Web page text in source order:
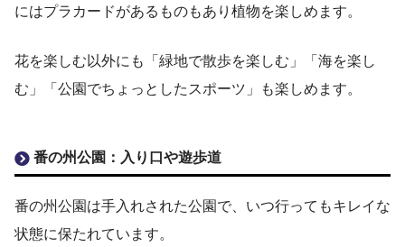
にはプラカードがあるものもあり植物を楽しめます。
花を楽しむ以外にも「緑地で散歩を楽しむ」「海を楽し
む」「公園でちょっとしたスポーツ」も楽しめます。
番の州公園：入り口や遊歩道
番の州公園は手入れされた公園で、いつ行ってもキレイな
状態に保たれています。